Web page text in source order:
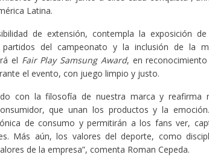
Latina.
de extensión, contempla la exposición
del campeonato y la inclusión de la
el Fair Play Samsung Award, en
el evento, con juego limpio y justo.
con la filosofía de nuestra marca y reafirma
que unan los productos y la
de consumo y permitirán a los fans ver,
Más aún, los valores del deporte, como
de la empresa”, comenta Roman Cepeda.